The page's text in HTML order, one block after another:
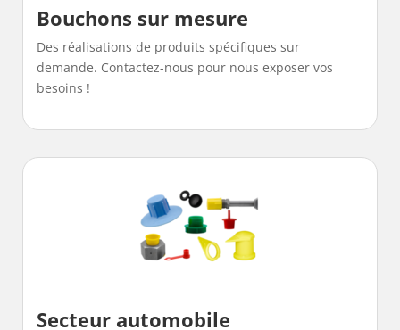
Bouchons sur mesure
Des réalisations de produits spécifiques sur
demande. Contactez-nous pour nous exposer vos
besoins !
Secteur automobile